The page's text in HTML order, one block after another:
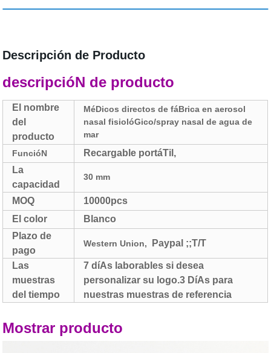
Descripción de Producto
descripcióN de producto
El nombre
del
producto
MéDicos directos de fáBrica en aerosol
nasal fisiolóGico/spray nasal de agua de
mar
FuncióN
Recargable portáTil,
La
capacidad
30 mm
MOQ
10000pcs
El color
Blanco
Plazo de
pago
Western Union, Paypal ;;T/T
Las
muestras
del tiempo
7 díAs laborables si desea
personalizar su logo.3 DíAs para
nuestras muestras de referencia
Mostrar producto